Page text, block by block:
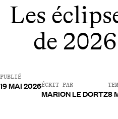
Les
de
PUBLIÉ
19 MAI 2026ÉCRIT PAR
MARION LE DORTZ8